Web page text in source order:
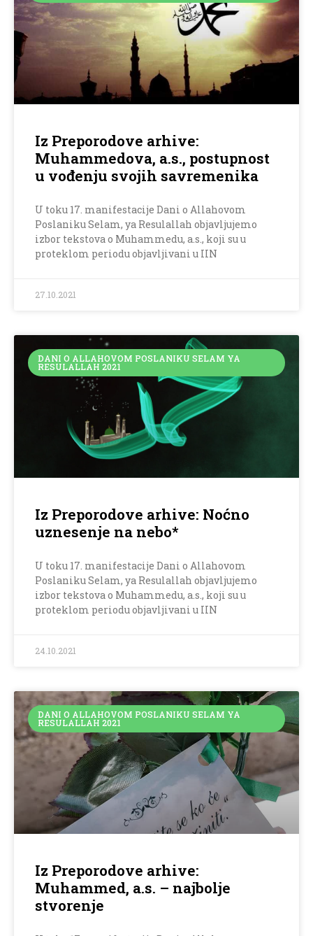
Iz Preporodove arhive:
Muhammedova, a.s., postupnost
u vođenju svojih savremenika
U toku 17. manifestacije Dani o Allahovom
Poslaniku Selam, ya Resulallah objavljujemo
izbor tekstova o Muhammedu, a.s., koji su u
proteklom periodu objavljivani u IIN
27.10.2021
DANI O ALLAHOVOM POSLANIKU SELAM YA
RESULALLAH 2021
Iz Preporodove arhive: Noćno
uznesenje na nebo*
U toku 17. manifestacije Dani o Allahovom
Poslaniku Selam, ya Resulallah objavljujemo
izbor tekstova o Muhammedu, a.s., koji su u
proteklom periodu objavljivani u IIN
24.10.2021
DANI O ALLAHOVOM POSLANIKU SELAM YA
RESULALLAH 2021
Iz Preporodove arhive:
Muhammed, a.s. – najbolje
stvorenje